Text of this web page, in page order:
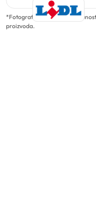
*Fotografija ne mora u
proizvoda.